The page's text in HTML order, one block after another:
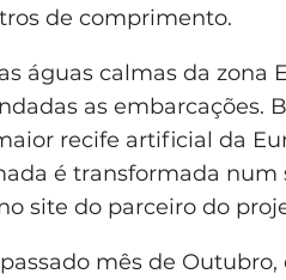
de comprimento.
águas calmas da zona
as embarcações.
recife artificial da
é transformada num
site do parceiro do
mês de